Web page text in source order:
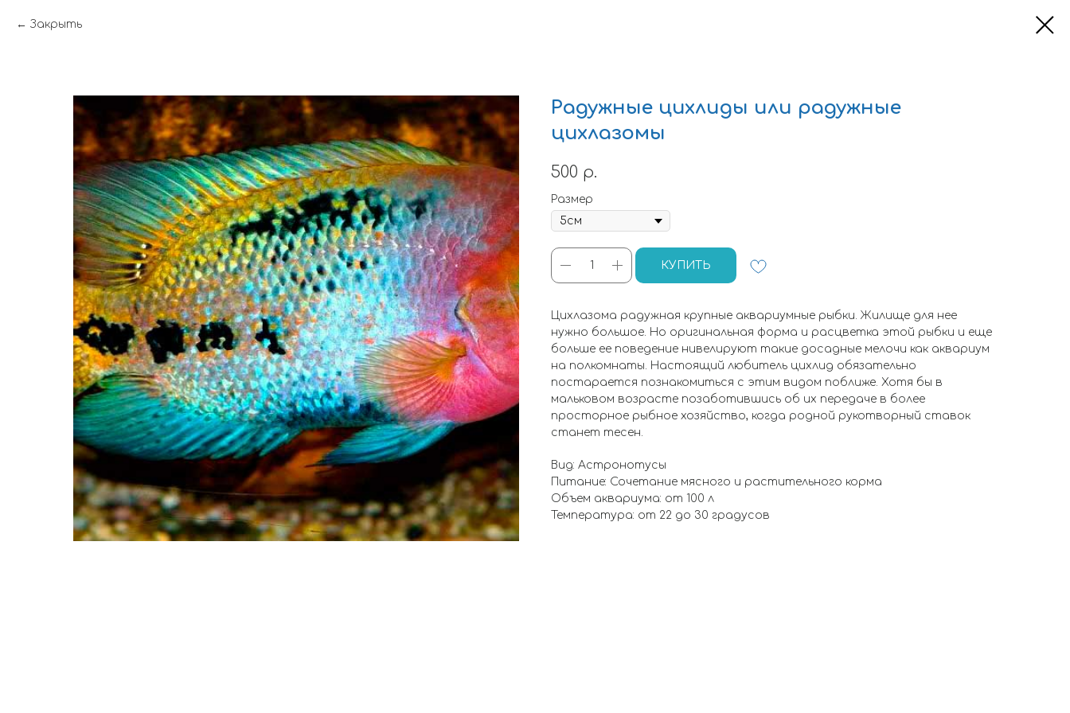
Закрыть
Радужные цихлиды или радужные
цихлазомы
500 р.
Размер
КУПИТЬ
Цихлазома радужная крупные аквариумные рыбки. Жилище для нее
нужно большое. Но оригинальная форма и расцветка этой рыбки и еще
больше ее поведение нивелируют такие досадные мелочи как аквариум
на полкомнаты. Настоящий любитель цихлид обязательно
постарается познакомиться с этим видом поближе. Хотя бы в
мальковом возрасте позаботившись об их передаче в более
просторное рыбное хозяйство, когда родной рукотворный ставок
станет тесен.
Вид: Астронотусы
Питание: Сочетание мясного и растительного корма
Объем аквариума: от 100 л
Температура: от 22 до 30 градусов